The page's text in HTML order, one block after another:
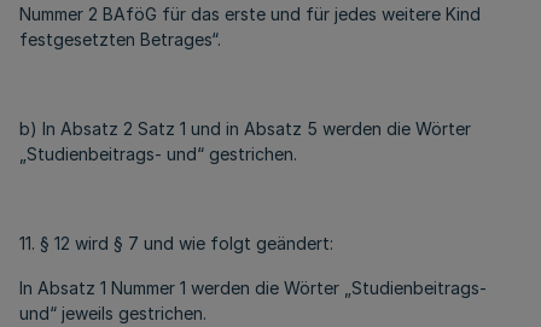
Nummer 2 BAföG für das erste und für jedes weitere Kind
festgesetzten Betrages“.
b) In Absatz 2 Satz 1 und in Absatz 5 werden die Wörter
„Studienbeitrags- und“ gestrichen.
11. § 12 wird § 7 und wie folgt geändert:
In Absatz 1 Nummer 1 werden die Wörter „Studienbeitrags-
und“ jeweils gestrichen.